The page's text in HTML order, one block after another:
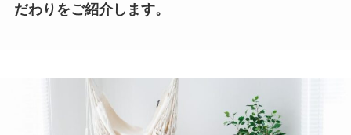
だわりをご紹介します。